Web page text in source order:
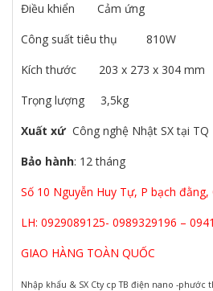
Điều khiển Cảm ứng
Công suất tiêu thụ 810W
Kích thước 203 x 273 x 304 mm
Trọng lượng 3,5kg
Xuất xứCông nghệ Nhật SX tại TQ
Bảo hành: 12 tháng
Số 10 Nguyễn Huy Tự, P bạch
LH: 0929089125- 0989329196 –
GIAO HÀNG TOÀN QUỐC
Nhập khẩu & SX Cty cp TB điện nano -phước